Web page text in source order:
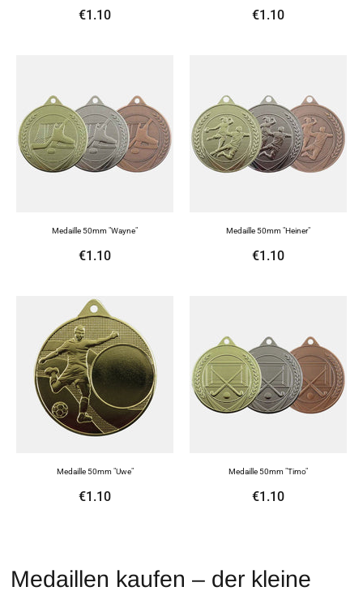
€1.10 €1.10
Medaille 50mm "Wayne"
€1.10
Medaille 50mm "Heiner"
€1.10
Medaille 50mm "Uwe"
€1.10
Medaille 50mm "Timo"
€1.10
Medaillen kaufen – der kleine